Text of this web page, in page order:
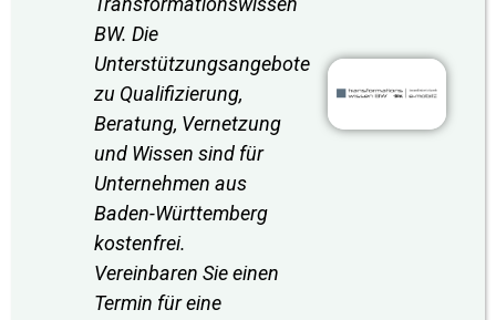
BW. Die
Unterstützungsangebote
zu Qualifizierung,
Beratung, Vernetzung
und Wissen sind für
Unternehmen aus
Baden-Württemberg
kostenfrei.
Vereinbaren Sie einen
Termin für eine